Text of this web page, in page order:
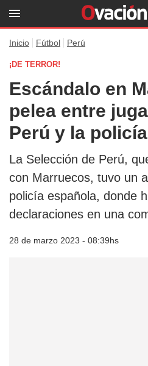
Inicio Fútbol Perú
¡DE TERROR!
Escándalo en
pelea entre
Perú y la
La Selección de Perú,
con Marruecos, tuvo un
policía española, donde
declaraciones en una
28 de marzo 2023 - 08:39hs